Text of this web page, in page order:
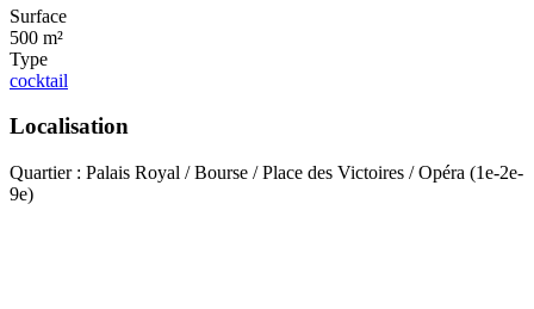
Surface
500 m²
Type
cocktail
Localisation
Quartier : Palais Royal / Bourse / Place des Victoires / Opéra (1e-2e-
9e)